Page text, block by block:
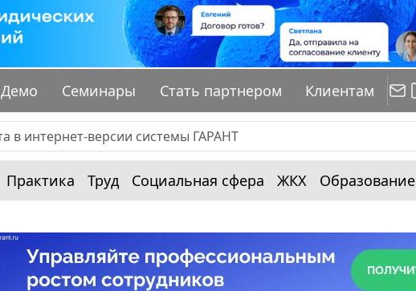
Демо Семинары Стать партнером Клиентам
Практика Труд Социальная сфера ЖКХ Образование